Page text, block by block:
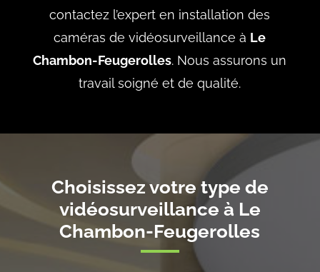
contactez l’expert en installation des
caméras de vidéosurveillance à Le
Chambon-Feugerolles. Nous assurons un
travail soigné et de qualité.
Choisissez votre type de
vidéosurveillance à Le
Chambon-Feugerolles